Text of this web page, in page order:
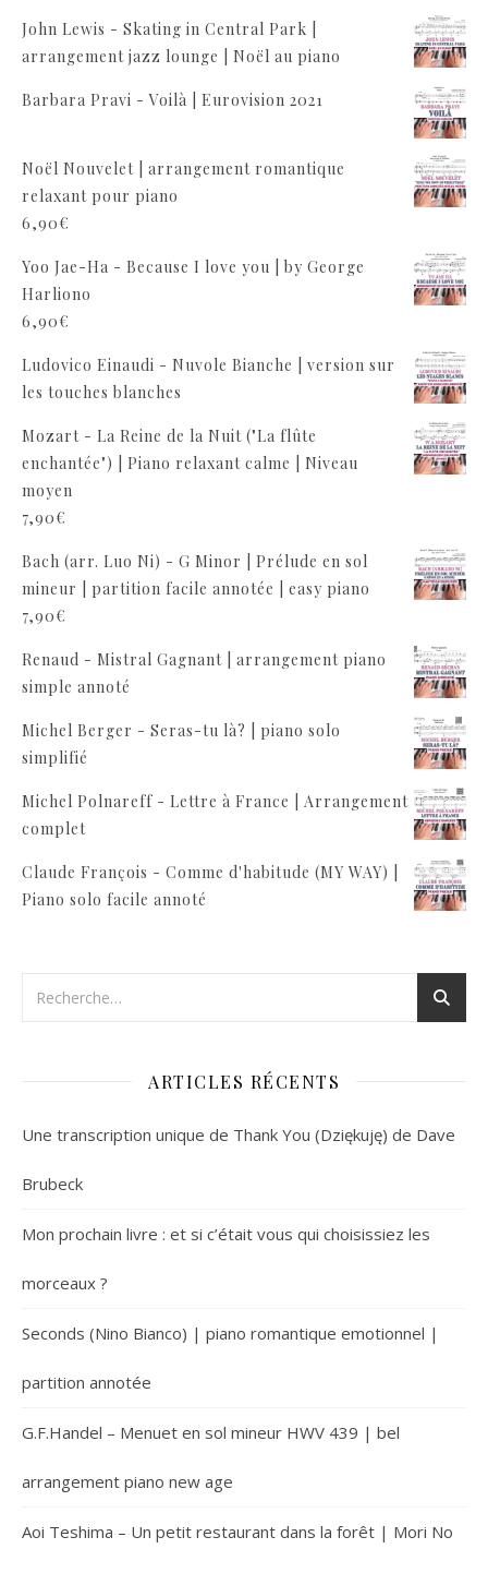
John Lewis - Skating in Central Park |
arrangement jazz lounge | Noël au piano
Barbara Pravi - Voilà | Eurovision 2021
Noël Nouvelet | arrangement romantique
relaxant pour piano
6,90€
Yoo Jae-Ha - Because I love you | by George
Harliono
6,90€
Ludovico Einaudi - Nuvole Bianche | version sur
les touches blanches
Mozart - La Reine de la Nuit ("La flûte
enchantée") | Piano relaxant calme | Niveau
moyen
7,90€
Bach (arr. Luo Ni) - G Minor | Prélude en sol
mineur | partition facile annotée | easy piano
7,90€
Renaud - Mistral Gagnant | arrangement piano
simple annoté
Michel Berger - Seras-tu là? | piano solo
simplifié
Michel Polnareff - Lettre à France | Arrangement
complet
Claude François - Comme d'habitude (MY WAY) |
Piano solo facile annoté
ARTICLES RÉCENTS
Une transcription unique de Thank You (Dziękuję) de Dave
Brubeck
Mon prochain livre : et si c’était vous qui choisissiez les
morceaux ?
Seconds (Nino Bianco) | piano romantique emotionnel |
partition annotée
G.F.Handel – Menuet en sol mineur HWV 439 | bel
arrangement piano new age
Aoi Teshima – Un petit restaurant dans la forêt | Mori No